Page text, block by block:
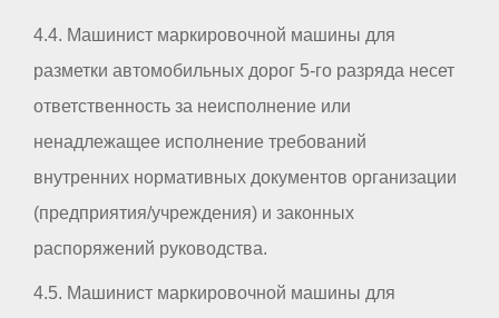
4.4. Машинист маркировочной машины для
разметки автомобильных дорог 5-го разряда несет
ответственность за неисполнение или
ненадлежащее исполнение требований
внутренних нормативных документов организации
(предприятия/учреждения) и законных
распоряжений руководства.
4.5. Машинист маркировочной машины для